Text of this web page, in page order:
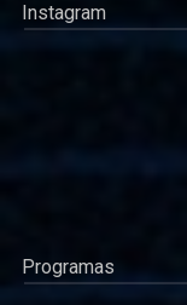
Instagram
Programas